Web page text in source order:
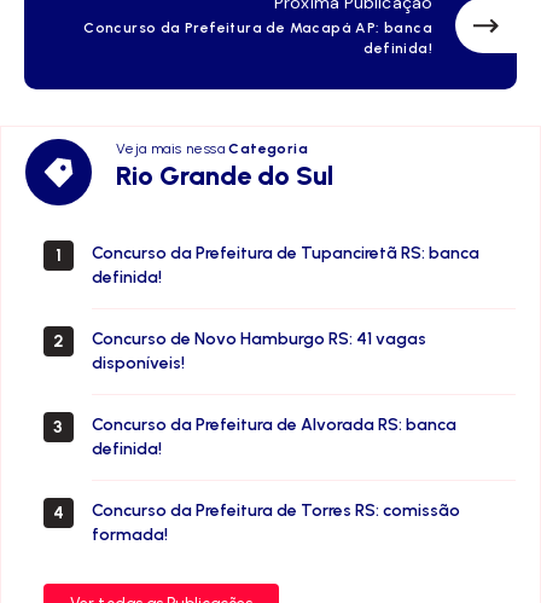
Concurso da Prefeitura de Macapá AP: banca
definida!
Veja mais nessaCategoria
Rio Grande do Sul
Rio
Grande
Sul 1
Concurso da Prefeitura de Tupanciretã RS: banca
definida!
2
Concurso de Novo Hamburgo RS: 41 vagas
disponíveis!
3
Concurso da Prefeitura de Alvorada RS: banca
definida!
4
Concurso da Prefeitura de Torres RS: comissão
formada!